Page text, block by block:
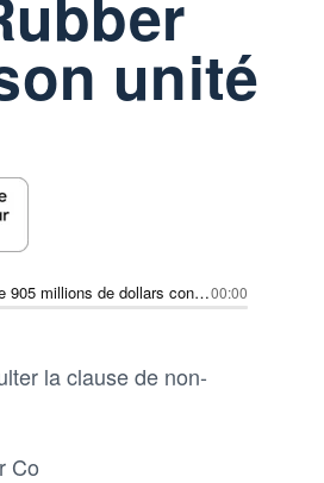
unité
Goodyear Tire progresse après l'accord de 905 millions de dollars conclu avec Yokohama Rubber pour la vente de son unité hors-route00:00
la clause de non-
Co